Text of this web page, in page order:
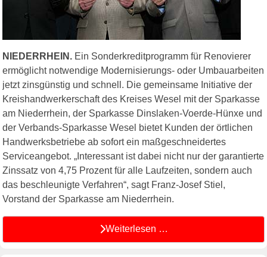
NIEDERRHEIN. Ein Sonderkreditprogramm für Renovierer
ermöglicht notwendige Modernisierungs- oder Umbauarbeiten
jetzt zinsgünstig und schnell. Die gemeinsame Initiative der
Kreishandwerkerschaft des Kreises Wesel mit der Sparkasse
am Niederrhein, der Sparkasse Dinslaken-Voerde-Hünxe und
der Verbands-Sparkasse Wesel bietet Kunden der örtlichen
Handwerksbetriebe ab sofort ein maßgeschneidertes
Serviceangebot. „Interessant ist dabei nicht nur der garantierte
Zinssatz von 4,75 Prozent für alle Laufzeiten, sondern auch
das beschleunigte Verfahren“, sagt Franz-Josef Stiel,
Vorstand der Sparkasse am Niederrhein.
Weiterlesen …